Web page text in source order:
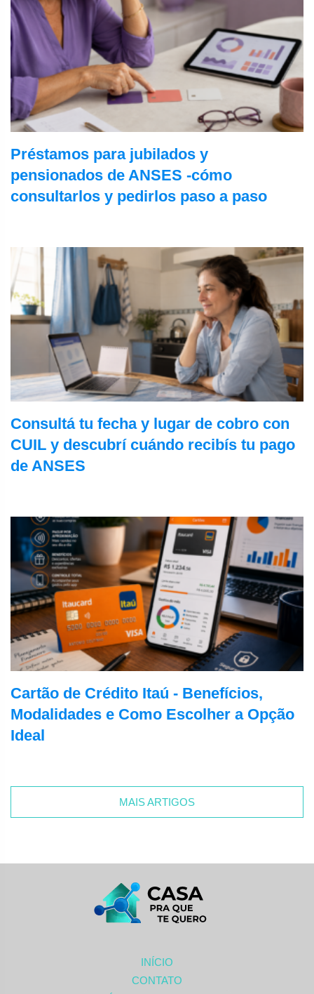
Préstamos para jubilados y
pensionados de ANSES -cómo
consultarlos y pedirlos paso a paso
Consultá tu fecha y lugar de cobro con
CUIL y descubrí cuándo recibís tu pago
de ANSES
Cartão de Crédito Itaú - Benefícios,
Modalidades e Como Escolher a Opção
Ideal
MAIS ARTIGOS
INÍCIO
CONTATO